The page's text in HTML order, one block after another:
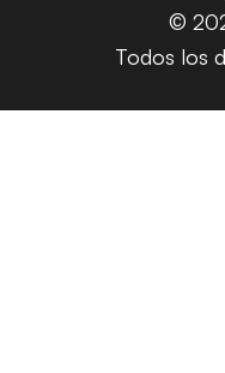
©
Todos los